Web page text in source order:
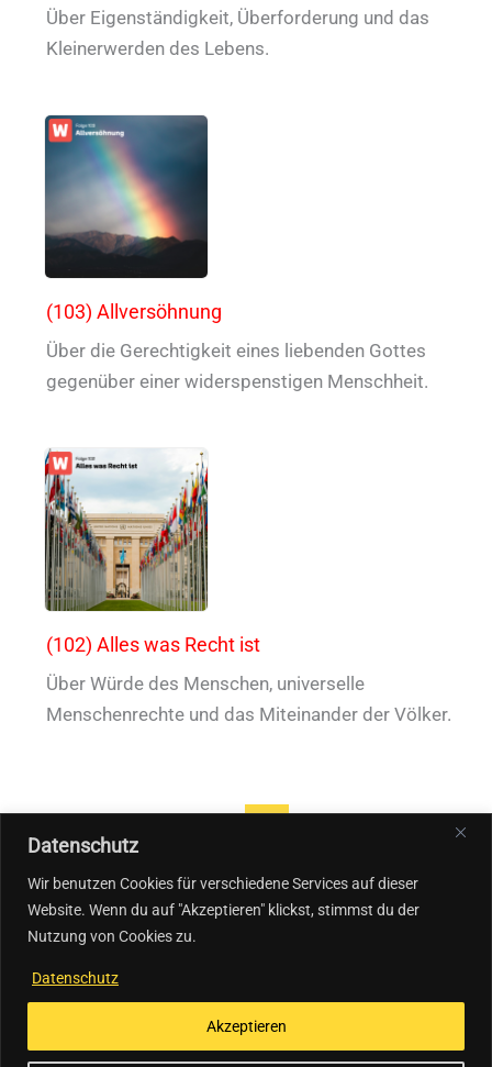
Datenschutz
Wir benutzen Cookies für verschiedene Services auf dieser
Website. Wenn du auf "Akzeptieren" klickst, stimmst du der
Nutzung von Cookies zu.
Datenschutz
Akzeptieren
Über Eigenständigkeit, Überforderung und das
Kleinerwerden des Lebens.
(103) Allversöhnung
Über die Gerechtigkeit eines liebenden Gottes
gegenüber einer widerspenstigen Menschheit.
(102) Alles was Recht ist
Über Würde des Menschen, universelle
Menschenrechte und das Miteinander der Völker.
Weiter
Impressum & Datenschutz